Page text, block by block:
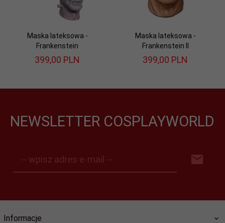
Maska lateksowa -
Frankenstein
399,00 PLN
Maska lateksowa -
Frankenstein II
399,00 PLN
NEWSLETTER COSPLAYWORLD
-- wpisz adres e-mail --
Informacje